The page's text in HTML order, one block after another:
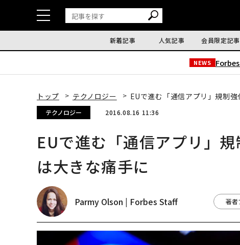
新着記事 人気記事 会員限定記事
NEWS Forbes
トップ テクノロジー EUで進む「通信アプリ」規制
テクノロジー 2016.08.16 11:36
EUで進む「通信アプリ」
は大きな痛手に
Parmy Olson | Forbes Staff 著者